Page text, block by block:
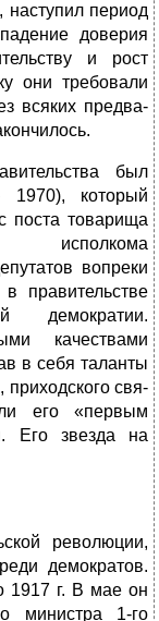
период
доверия
и рост
они требовали
всяких предва­
был
1970), который
поста товарища
ис­полкома
вопреки
правительстве
демократии.
качествами
в себя таланты
приходского свя­
его «первым
Его звезда на
революции,
демократов.
1917 г. В мае он
министра 1-го